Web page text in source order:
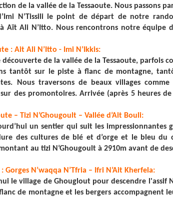
de la vallée de la Tessaoute. Nous passons
N’Tissili le point de départ de notre
Aït Ali N’Itto. Nous rencontrons notre équipe
: Ait Ali N’Itto - Imi N’Ikkis:
de la vallée de la Tessaoute, parfois
tantôt sur le piste à flanc de montagne,
Nous traversons de beaux villages
des promontoires. Arrivée (après 5 heures
– Tizi N’Ghougoult – Vallée d’Ait Bouli:
un sentier qui suit les impressionnantes
des cultures de blé et d’orge et le bleu du
au tizi N’Ghougoult à 2910m avant de
Gorges N’waqqa N’Tfria – Ifri N’Ait Kherfela:
le village de Ghouglout pour descendre l'assif
de montagne et les bergers accompagnent